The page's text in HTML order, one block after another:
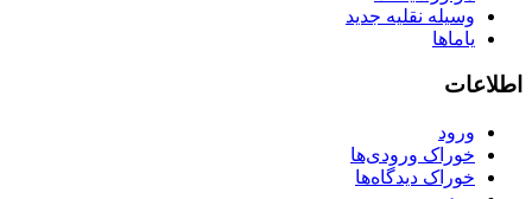
وسیله نقلیه جدید
یاماها
اطلاعات
ورود
خوراک ورودی‌ها
خوراک دیدگاه‌ها